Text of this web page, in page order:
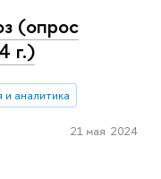
(опрос
г.)
аналитика
21 мая 2024